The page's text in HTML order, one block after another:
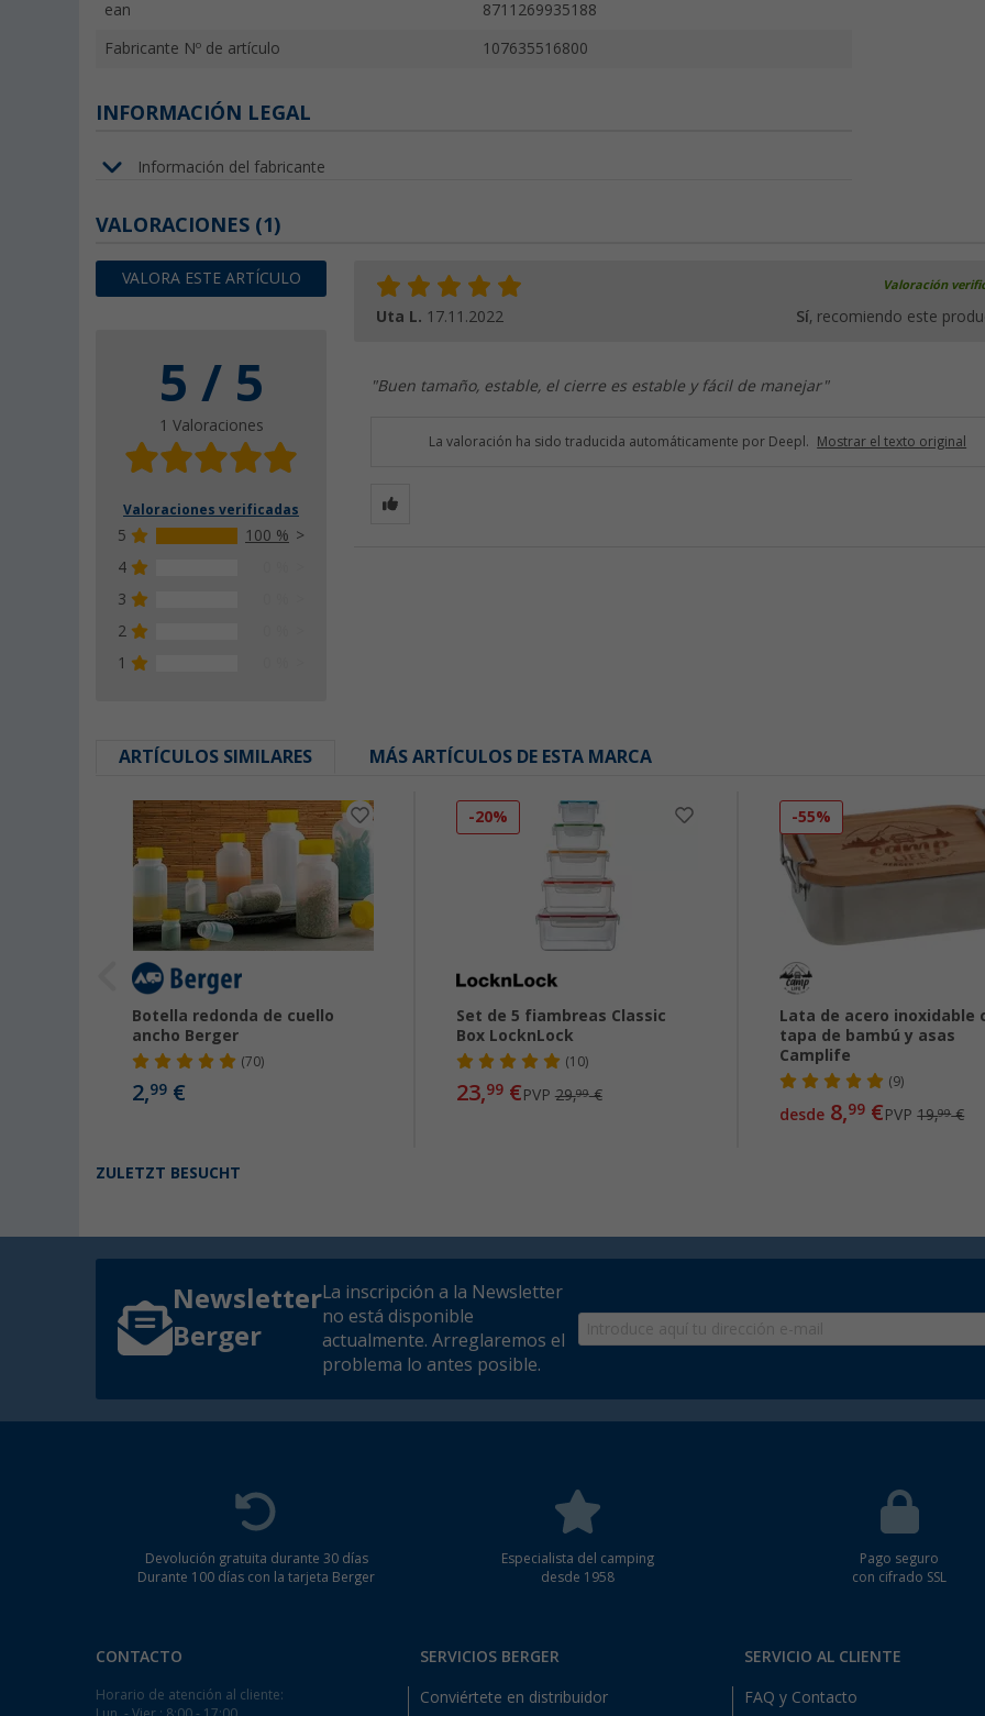
ean 8711269935188
Fabricante Nº de artículo 107635516800
INFORMACIÓN LEGAL
Información del fabricante
VALORACIONES (1)
VALORA ESTE ARTÍCULO
5 / 5
1 Valoraciones
Valoraciones verificadas
5
100 %
4
3
2
1
Valoración
Uta L. 17.11.2022 Sí, recomiendo este
"Buen tamaño, estable, el cierre es estable y fácil de manejar"
La valoración ha sido traducida automáticamente por Deepl. Mostrar el texto original
ARTÍCULOS SIMILARES MÁS ARTÍCULOS DE ESTA MARCA
Botella redonda de cuello
ancho Berger
(70)
2,99 €
-20%
Set de 5 fiambreas Classic
Box LocknLock
(10)
23,99€PVP 29,99€
-55%
Lata de acero inoxidable
tapa de bambú y asas
Camplife
(9)
desde 8,99 €PVP19,99€
ZULETZT BESUCHT
Newsletter
Berger
La inscripción a la Newsletter
no está disponible
actualmente. Arreglaremos el
problema lo antes posible.
Devolución gratuita durante 30 días
Durante 100 días con la tarjeta Berger
Especialista del camping
desde 1958
Pago seguro
con cifrado SSL
CONTACTO
Horario de atención al cliente:
SERVICIOS BERGER
Conviértete en distribuidor
SERVICIO AL CLIENTE
FAQ y Contacto